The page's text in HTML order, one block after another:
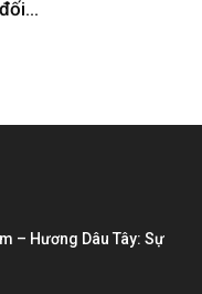
– Hương Dâu Tây: Sự